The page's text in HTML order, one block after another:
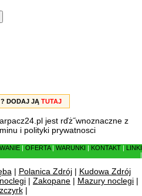
? DODAJ JĄ TUTAJ
jest rďż˝wnoznaczne z
i polityki prywatnosci
OFERTA| WARUNKI KONTAKT
LINKI
| Polanica Zdrój| Kudowa Zdrój
noclegi | Zakopane | Mazury noclegi |
|